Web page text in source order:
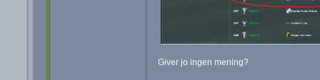
Giver jo ingen mening?